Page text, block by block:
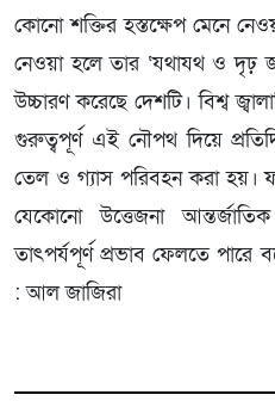
কোনো শক্তির হস্তক্ষেপ মেনে
নেওয়া হলে তার ‘যথাযথ ও দৃঢ়
উচ্চারণ করেছে দেশটি। বিশ্ব
গুরুত্বপূর্ণ এই নৌপথ দিয়ে
তেল ও গ্যাস পরিবহন করা হয়।
যেকোনো উত্তেজনা
তাৎপর্যপূর্ণ প্রভাব ফেলতে পারে
: আল জাজিরা